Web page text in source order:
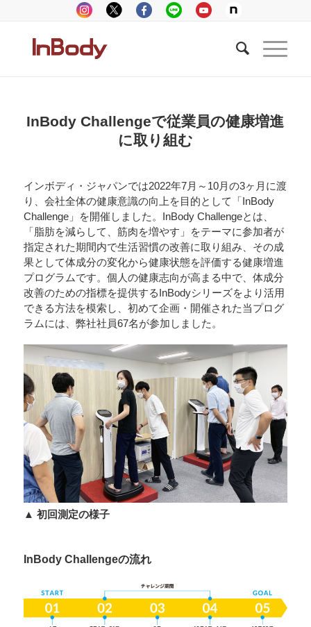
InBody Challengeで従業員の健康増進
に取り組む
インボディ・ジャパンでは2022年7月～10月の3ヶ月に渡
り、会社全体の健康意識の向上を目的として「InBody
Challenge」を開催しました。InBody Challengeとは、
「脂肪を減らして、筋肉を増やす」をテーマに参加者が
指定された期間内で生活習慣の改善に取り組み、その成
果として体成分の変化から健康状態を評価する健康増進
プログラムです。個人の健康志向が高まる中で、体成分
改善のための指標を提供するInBodyシリーズをより活用
できる方法を模索し、初めて企画・開催された当プログ
ラムには、弊社社員67名が参加しました。
▲ 初回測定の様子
InBody Challengeの流れ